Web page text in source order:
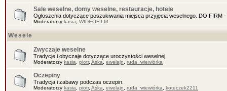
Sale weselne, domy weselne, restauracje, hotele
Ogłoszenia dotyczące poszukiwania miejsca przyjęcia weselnego. DO FIRM
Moderatorzy kasia WIDEOFILM
Wesele
Zwyczaje weselne
Tradycje i obyczaje dotyczące uroczystości weselnej.
Moderatorzy kasia piotr, Aśka ewelajn ruda_wiewiórka
Oczepiny
Tradycja i zabawy podczas oczepin.
Moderatorzy kasia piotr, Aśka ewelajn ruda_wiewiórka koteczek2211